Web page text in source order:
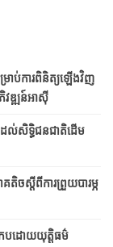
ប់ការពិនិត្យឡើងវិញ
វឌ្ឍន៍អាស៊ី
ដល់​សិទ្ធិ​ជនជាតិ​ដើម
ចស្តីពីការព្រួយបារម្ភ
កប​ដោយ​​យុត្តិធម៌